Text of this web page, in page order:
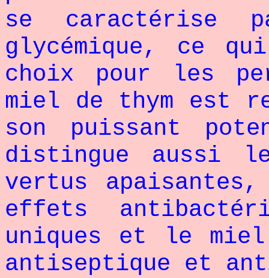
se caractérise
glycémique, ce
choix pour les
miel de thym est
son puissant
distingue aussi
vertus
effets
uniques et le
antiseptique et